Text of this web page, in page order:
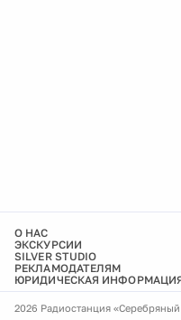
О НАС
ЭКСКУРСИИ
SILVER STUDIO
РЕКЛАМОДАТЕЛЯМ
ЮРИДИЧЕСКАЯ
2026 Радиостанция